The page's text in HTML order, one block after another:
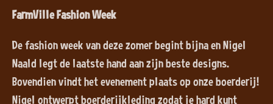
FarmVille Fashion Week
De fashion week van deze zomer begint bijna en Nigel
Naald legt de laatste hand aan zijn beste designs.
Bovendien vindt het evenement plaats op onze boerderij!
Nigel ontwerpt boerderijkleding zodat je hard kunt